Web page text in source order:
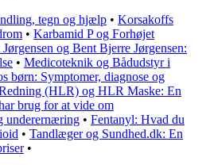
tegn og hjælp • Korsakoffs
• Karbamid P og Forhøjet
og Bent Bjerre Jørgensen:
• Medicoteknik og Bådudstyr i
børn: Symptomer, diagnose og
(HLR) og HLR Maske: En
brug for at vide om
underernæring • Fentanyl: Hvad du
• Tandlæger og Sundhed.dk: En
•